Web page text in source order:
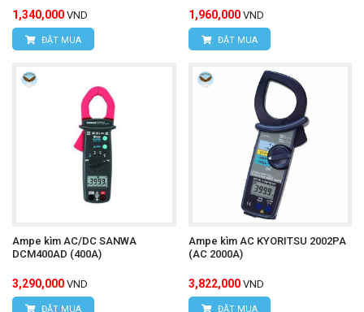
1,340,000 VND
ĐẶT MUA
1,960,000 VND
ĐẶT MUA
Ampe kìm AC/DC SANWA
DCM400AD (400A)
3,290,000 VND
ĐẶT MUA
Ampe kìm AC KYORITSU 2002PA
(AC 2000A)
3,822,000 VND
ĐẶT MUA